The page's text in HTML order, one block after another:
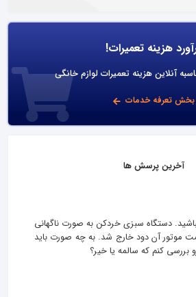
هزینه تعمیرات!
آنلاین هزینه تعمیرات لوازم خانگی
بخش تعرفه خدمات
آخرین پرسش ها
دستگاه سبزی خردکن به صورت ناگهانی
موتور آن دود خارج شد. به چه صورت باید
کنم که سالمه یا خیر؟